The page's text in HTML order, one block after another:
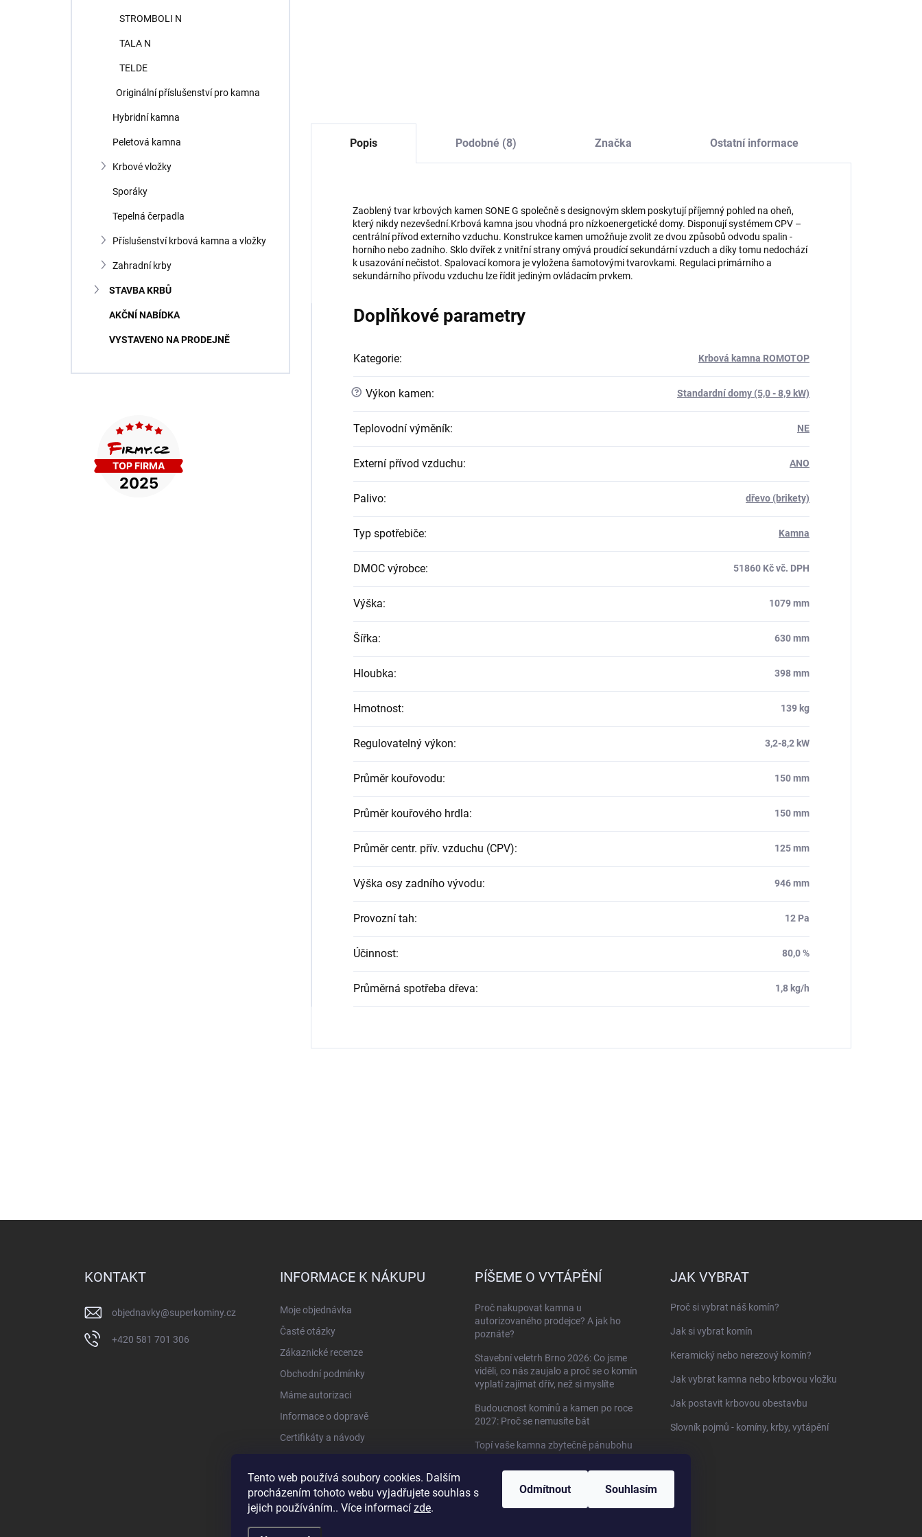
Tento web používá soubory cookies. Dalším
procházením tohoto webu vyjadřujete souhlas s
jejich používáním.. Více informací zde.
Odmítnout Souhlasím
STROMBOLI N
TALA N
TELDE
Originální příslušenství pro kamna
Hybridní kamna
Peletová kamna
Krbové vložky
Sporáky
Tepelná čerpadla
Příslušenství krbová kamna a vložky
Zahradní krby
STAVBA KRBŮ
AKČNÍ NABÍDKA
VYSTAVENO NA PRODEJNĚ
Popis Podobné (8) Značka Ostatní informace
Zaoblený tvar krbových kamen SONE G společně s designovým sklem poskytují příjemný pohled na oheň,
který nikdy nezevšední.Krbová kamna jsou vhodná pro nízkoenergetické domy. Disponují systémem CPV –
centrální přívod externího vzduchu. Konstrukce kamen umožňuje zvolit ze dvou způsobů odvodu spalin -
horního nebo zadního. Sklo dvířek z vnitřní strany omývá proudící sekundární vzduch a díky tomu nedochází
k usazování nečistot. Spalovací komora je vyložena šamotovými tvarovkami. Regulaci primárního a
sekundárního přívodu vzduchu lze řídit jediným ovládacím prvkem.
Doplňkové parametry
Kategorie: Krbová kamna ROMOTOP
? Výkon kamen: Standardní domy (5,0 - 8,9 kW)
Teplovodní výměník: NE
Externí přívod vzduchu: ANO
Palivo: dřevo (brikety)
Typ spotřebiče: Kamna
DMOC výrobce: 51860 Kč vč. DPH
Výška: 1079 mm
Šířka: 630 mm
Hloubka: 398 mm
Hmotnost: 139 kg
Regulovatelný výkon: 3,2-8,2 kW
Průměr kouřovodu: 150 mm
Průměr kouřového hrdla: 150 mm
Průměr centr. přív. vzduchu (CPV): 125 mm
Výška osy zadního vývodu: 946 mm
Provozní tah: 12 Pa
Účinnost: 80,0 %
Průměrná spotřeba dřeva: 1,8 kg/h
KONTAKT
objednavky@superkominy.cz
+420 581 701 306
INFORMACE K NÁKUPU
Moje objednávka
Časté otázky
Zákaznické recenze
Obchodní podmínky
Máme autorizaci
Informace o dopravě
Certifikáty a návody
PÍŠEME O VYTÁPĚNÍ
Proč nakupovat kamna u
autorizovaného prodejce? A jak ho
poznáte?
Stavební veletrh Brno 2026: Co jsme
viděli, co nás zaujalo a proč se o komín
vyplatí zajímat dřív, než si myslíte
Budoucnost komínů a kamen po roce
2027: Proč se nemusíte bát
Topí vaše kamna zbytečně pánubohu
HETA Scan-Line 920B s troubou
JAK VYBRAT
Proč si vybrat náš komín?
Jak si vybrat komín
Keramický nebo nerezový komín?
Jak vybrat kamna nebo krbovou vložku
Jak postavit krbovou obestavbu
Slovník pojmů - komíny, krby, vytápění